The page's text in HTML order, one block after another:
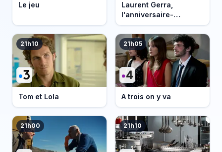
Le jeu
Laurent Gerra,
l'anniversaire-
événement
21h10
Tom et Lola
21h05
A trois on y va
21h00 21h10